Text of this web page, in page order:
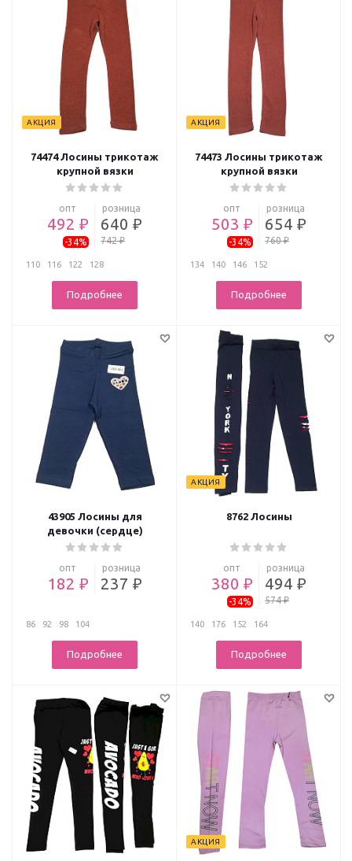
АКЦИЯ
74474 Лосины трикотаж
крупной вязки
опт
492 ₽
-34%
розница
640 ₽
742 ₽
110 116 122 128
Подробнее
АКЦИЯ
74473 Лосины трикотаж
крупной вязки
опт
503 ₽
-34%
розница
654 ₽
760 ₽
134 140 146 152
Подробнее
43905 Лосины для
девочки (сердце)
опт
182 ₽
розница
237 ₽
86 92 98 104
Подробнее
АКЦИЯ
8762 Лосины
опт
380 ₽
-34%
розница
494 ₽
574 ₽
140 176 152 164
Подробнее
АКЦИЯ